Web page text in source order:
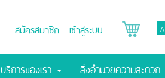
สมัครสมาชิก เข้าสู่ระบบ A
บริการของเรา สิ่งอำนวยความสะดวก